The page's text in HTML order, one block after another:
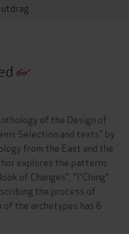
of the Design of
Selection and texts" by
from the East and the
explores the patterns
of Changes". "I'Ching"
the process of
of the archetypes has 6